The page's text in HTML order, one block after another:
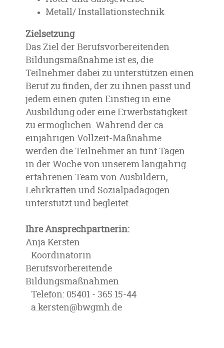
Metall/ Installationstechnik
Zielsetzung
Das Ziel der Berufsvorbereitenden
Bildungsmaßnahme ist es, die
Teilnehmer dabei zu unterstützen einen
Beruf zu finden, der zu ihnen passt und
jedem einen guten Einstieg in eine
Ausbildung oder eine Erwerbstätigkeit
zu ermöglichen. Während der ca.
einjährigen Vollzeit-Maßnahme
werden die Teilnehmer an fünf Tagen
in der Woche von unserem langjährig
erfahrenen Team von Ausbildern,
Lehrkräften und Sozialpädagogen
unterstützt und begleitet.
Ihre Ansprechpartnerin:
Anja Kersten
Koordinatorin
Berufsvorbereitende
Bildungsmaßnahmen
Telefon: 05401 - 365 15-44
a.kersten@bwgmh.de